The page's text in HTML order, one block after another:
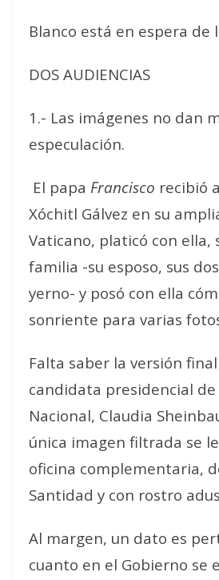
Blanco está en espera de
DOS AUDIENCIAS
1.- Las imágenes no dan
especulación.
El papa Francisco recibió
Xóchitl Gálvez en su
Vaticano, platicó con ella,
familia -su esposo, sus
yerno- y posó con ella
sonriente para varias
Falta saber la versión
candidata presidencial de
Nacional, Claudia
única imagen filtrada se
oficina complementaria,
Santidad y con rostro
Al margen, un dato es
cuanto en el Gobierno se